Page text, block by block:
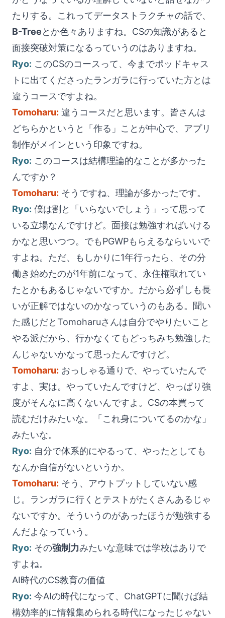
たりする。これってデータストラクチャの話で、
B-Treeとか色々ありますね。CSの知識があると
面接突破対策になるっていうのはありますね。
Ryo: このCSのコースって、今までポッドキャス
トに出てくださったランガラに行っていた方とは
違うコースですよね。
Tomoharu: 違うコースだと思います。皆さんは
どちらかというと「作る」ことが中心で、アプリ
制作がメインという印象ですね。
Ryo: このコースは結構理論的なことが多かった
んですか？
Tomoharu: そうですね、理論が多かったです。
Ryo: 僕は割と「いらないでしょう」って思って
いる立場なんですけど。面接は勉強すればいける
かなと思いつつ。でもPGWPもらえるならいいで
すよね。ただ、もしかりに1年行ったら、その分
働き始めたのが1年前になって、永住権取れてい
たとかもあるじゃないですか。だから必ずしも長
いが正解ではないのかなっていうのもある。聞い
た感じだとTomoharuさんは自分でやりたいこと
やる派だから、行かなくてもどっちみち勉強した
んじゃないかなって思ったんですけど。
Tomoharu: おっしゃる通りで、やっていたんで
すよ、実は。やっていたんですけど、やっぱり強
度がそんなに高くないんですよ。CSの本買って
読むだけみたいな。「これ身についてるのかな」
みたいな。
Ryo: 自分で体系的にやるって、やったとしても
なんか自信がないというか。
Tomoharu: そう、アウトプットしていない感
じ。ランガラに行くとテストがたくさんあるじゃ
ないですか。そういうのがあったほうが勉強する
んだよなっていう。
Ryo: その強制力みたいな意味では学校はありで
すよね。
AI時代のCS教育の価値
Ryo: 今AIの時代になって、ChatGPTに聞けば結
構効率的に情報集められる時代になったじゃない